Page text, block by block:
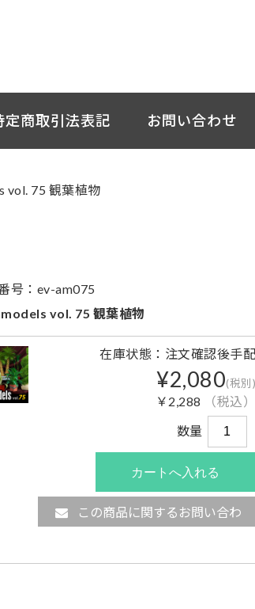
定商取引法表記 お問い合わせ
vol. 75 観葉植物
号：ev-am075
vol. 75 観葉植物
在庫状態：注文確認後手配
¥2,080(税別)
￥2,288
（税込）
数量
この商品に関するお問い合わ